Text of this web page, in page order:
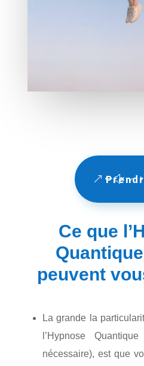
Ce que
peuvent
La grande la
l’Hypnose
nécessaire), est que